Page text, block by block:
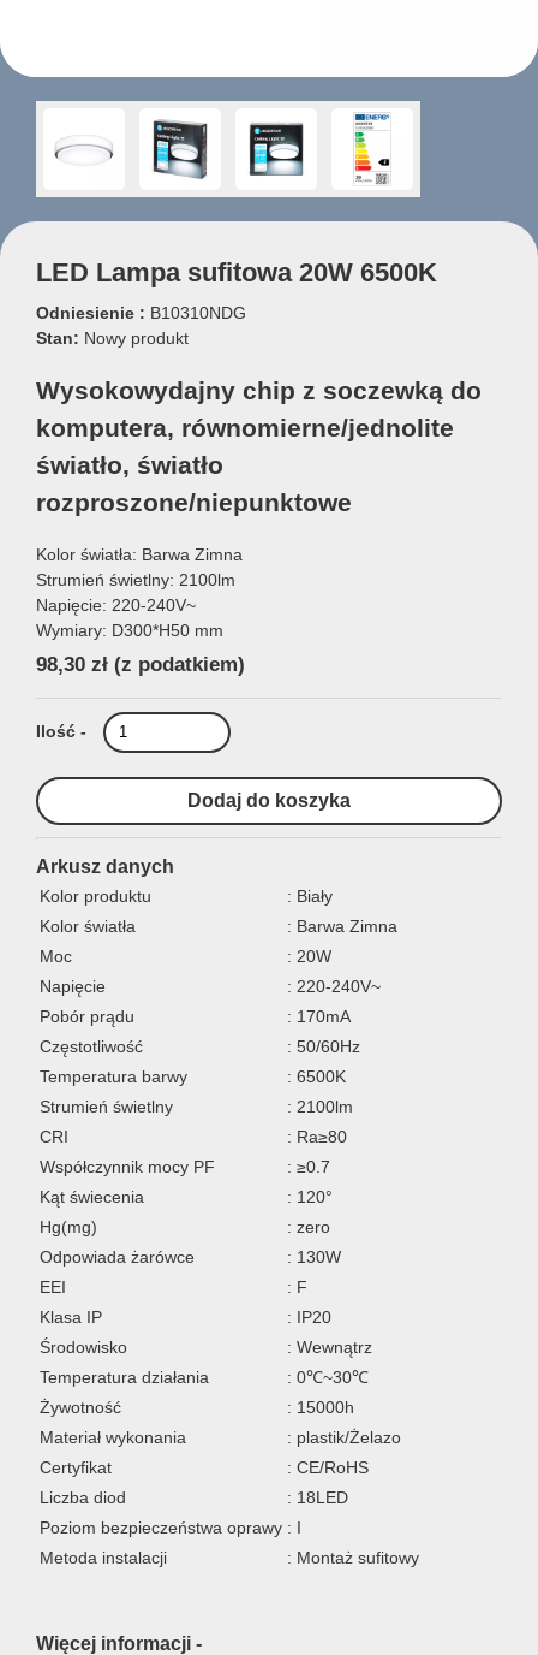
LED Lampa sufitowa 20W 6500K
Odniesienie : B10310NDG
Stan: Nowy produkt
Wysokowydajny chip z soczewką do
komputera, równomierne/jednolite
światło, światło
rozproszone/niepunktowe
Kolor światła: Barwa Zimna
Strumień świetlny: 2100lm
Napięcie: 220-240V~
Wymiary: D300*H50 mm
98,30 zł (z podatkiem)
Ilość -
Arkusz danych
Kolor produktu
: Biały
Kolor światła
: Barwa Zimna
Moc
: 20W
Napięcie
: 220-240V~
Pobór prądu
: 170mA
Częstotliwość
: 50/60Hz
Temperatura barwy
: 6500K
Strumień świetlny
: 2100lm
CRI
: Ra≥80
Współczynnik mocy PF
: ≥0.7
Kąt świecenia
: 120°
Hg(mg)
: zero
Odpowiada żarówce
: 130W
EEI
: F
Klasa IP
: IP20
Środowisko
: Wewnątrz
Temperatura działania
: 0℃~30℃
Żywotność
: 15000h
Materiał wykonania
: plastik/Żelazo
Certyfikat
: CE/RoHS
Liczba diod
: 18LED
Poziom bezpieczeństwa oprawy : I
Metoda instalacji
: Montaż sufitowy
Więcej informacji -